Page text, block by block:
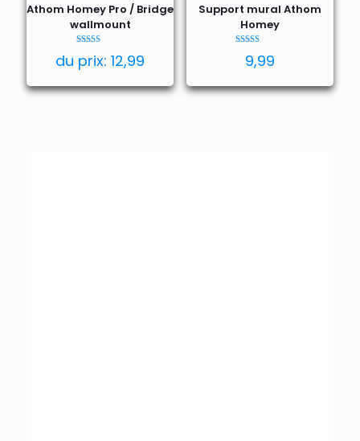
Athom Homey Pro / Bridge
wallmount
4.80
du prix:12,99
Support mural Athom
Homey
5.00
sur 5
9,99